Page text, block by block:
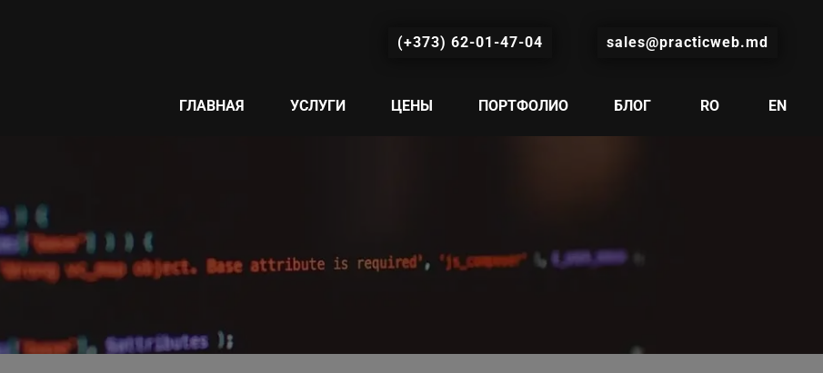
sales@practicweb.md
(+373) 62-01-47-04
ГЛАВНАЯ УСЛУГИ ЦЕНЫ ПОРТФОЛИО БЛОГ RO EN